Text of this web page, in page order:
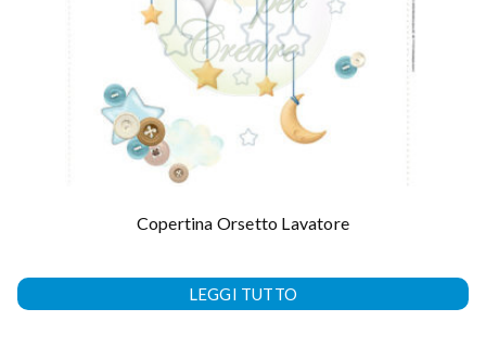
Copertina Orsetto Lavatore
LEGGI TUTTO